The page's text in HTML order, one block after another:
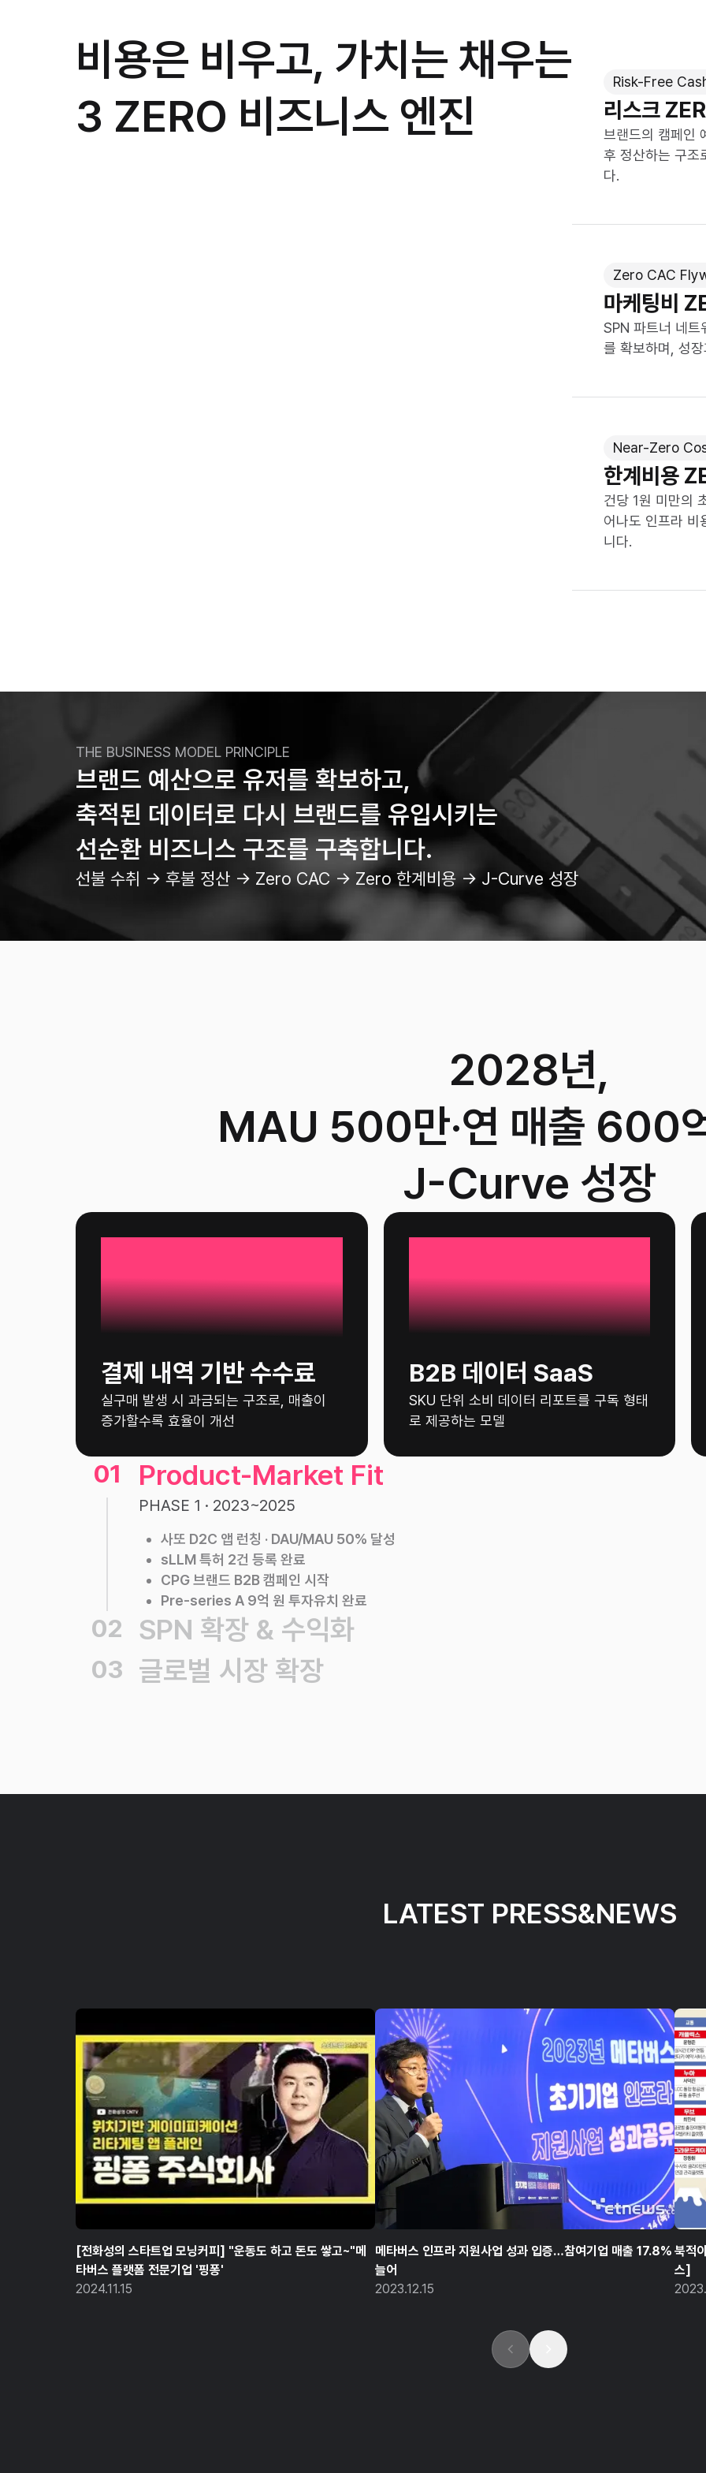
비용은 비우고, 가치는 채우는
3 ZERO 비즈니스 엔진
Risk-Free
리스크
브랜드의 캠페인
후 정산하는 구조
다.
Zero CAC
마케팅비
SPN 파트너 네트
를 확보하며, 성
Near-Zero
한계비용
건당 1원 미만의
어나도 인프라 비
니다.
THE BUSINESS MODEL PRINCIPLE
브랜드 예산으로 유저를 확보하고,
축적된 데이터로 다시 브랜드를 유입시키는
선순환 비즈니스 구조를 구축합니다.
선불 수취 → 후불 정산 → Zero CAC → Zero 한계비용 → J-Curve 성장
2028년,
MAU 500만·연 매출 600
J-Curve 성장
80%
결제 내역 기반 수수료
실구매 발생 시 과금되는 구조로, 매출이
증가할수록 효율이 개선
15%
B2B 데이터 SaaS
SKU 단위 소비 데이터 리포트를 구독 형태
로 제공하는 모델
01 Product-Market Fit
PHASE 1 · 2023~2025
사또 D2C 앱 런칭 · DAU/MAU 50% 달성
sLLM 특허 2건 등록 완료
CPG 브랜드 B2B 캠페인 시작
Pre-series A 9억 원 투자유치 완료
02 SPN 확장 & 수익화
03 글로벌 시장 확장
LATEST PRESS&NEWS
[전화성의 스타트업 모닝커피] "운동도 하고 돈도 쌓고~"메
타버스 플랫폼 전문기업 '핑퐁'
2024.11.15
메타버스 인프라 지원사업 성과 입증…참여기업 매출 17.8%
늘어
2023.12.15
북적
스]